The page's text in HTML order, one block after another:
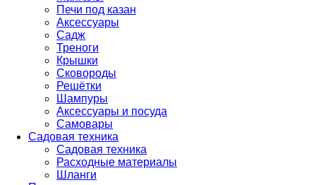
Печи под казан
Аксессуары
Садж
Треноги
Крышки
Сковороды
Решётки
Шампуры
Аксессуары и посуда
Самовары
Садовая техника
Садовая техника
Расходные материалы
Шланги